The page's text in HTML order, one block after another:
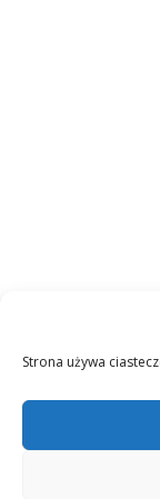
Strona używa